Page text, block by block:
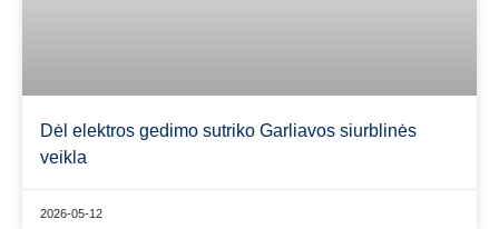
Dėl elektros gedimo sutriko Garliavos siurblinės
veikla
2026-05-12